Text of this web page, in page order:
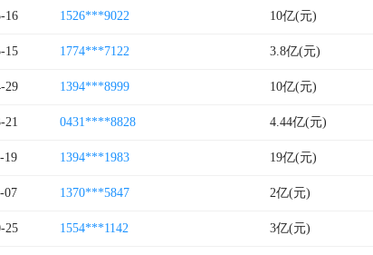
16 1526***9022 10亿(元)
15 1774***7122 3.8亿(元)
29 1394***8999 10亿(元)
21 0431****8828 4.44亿(元)
19 1394***1983 19亿(元)
07 1370***5847 2亿(元)
25 1554***1142 3亿(元)